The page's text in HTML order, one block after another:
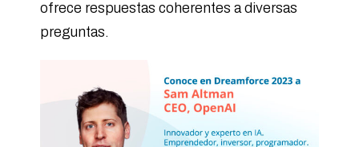
ofrece respuestas coherentes a diversas
preguntas.